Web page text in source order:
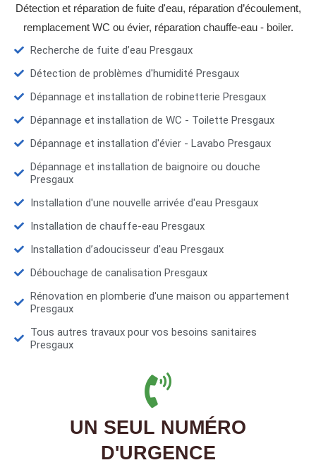
Détection et réparation de fuite d'eau, réparation d’écoulement,
remplacement WC ou évier, réparation chauffe-eau - boiler.
Recherche de fuite d’eau Presgaux
Détection de problèmes d'humidité Presgaux
Dépannage et installation de robinetterie Presgaux
Dépannage et installation de WC - Toilette Presgaux
Dépannage et installation d'évier - Lavabo Presgaux
Dépannage et installation de baignoire ou douche
Presgaux
Installation d'une nouvelle arrivée d'eau Presgaux
Installation de chauffe-eau Presgaux
Installation d’adoucisseur d'eau Presgaux
Débouchage de canalisation Presgaux
Rénovation en plomberie d'une maison ou appartement
Presgaux
Tous autres travaux pour vos besoins sanitaires
Presgaux
UN SEUL NUMÉRO
D'URGENCE